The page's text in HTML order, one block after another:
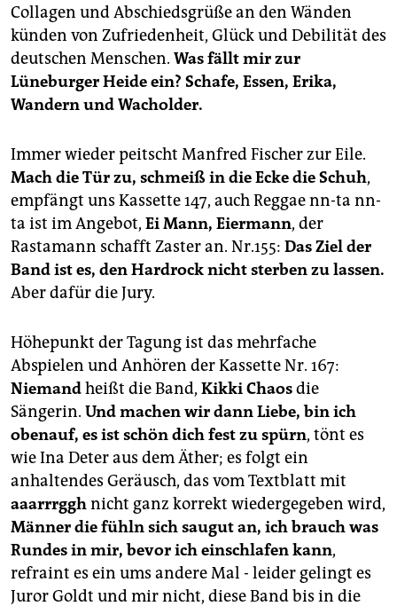
Collagen und Abschiedsgrüße an den Wänden
künden von Zufriedenheit, Glück und Debilität des
deutschen Menschen. Was fällt mir zur
Lüneburger Heide ein? Schafe, Essen, Erika,
Wandern und Wacholder.
Immer wieder peitscht Manfred Fischer zur Eile.
Mach die Tür zu, schmeiß in die Ecke die Schuh,
empfängt uns Kassette 147, auch Reggae nn-ta nn-
ta ist im Angebot, Ei Mann, Eiermann, der
Rastamann schafft Zaster an. Nr.155: Das Ziel der
Band ist es, den Hardrock nicht sterben zu lassen.
Aber dafür die Jury.
Höhepunkt der Tagung ist das mehrfache
Abspielen und Anhören der Kassette Nr. 167:
Niemandheißt die Band, Kikki Chaosdie
Sängerin. Und machen wir dann Liebe, bin ich
obenauf, es ist schön dich fest zu spürn, tönt es
wie Ina Deter aus dem Äther; es folgt ein
anhaltendes Geräusch, das vom Textblatt mit
aaarrrgghnicht ganz korrekt wiedergegeben wird,
Männer die fühln sich saugut an, ich brauch was
Rundes in mir, bevor ich einschlafen kann,
refraint es ein ums andere Mal - leider gelingt es
Juror Goldt und mir nicht, diese Band bis in die